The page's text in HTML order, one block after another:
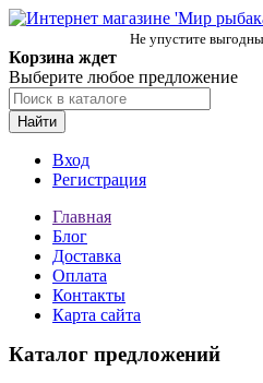
Не упустите
Корзина ждет
Выберите любое предложение
Найти
Вход
Регистрация
Главная
Блог
Доставка
Оплата
Контакты
Карта сайта
Каталог предложений